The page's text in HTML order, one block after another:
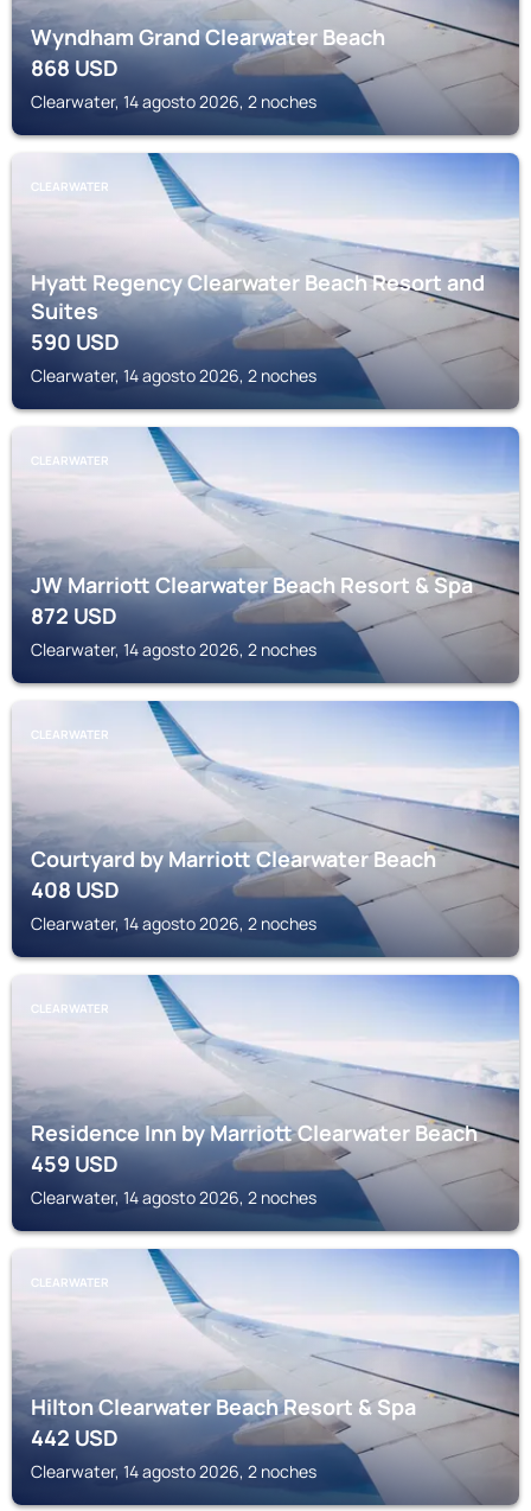
Wyndham Grand Clearwater Beach
868USD
Clearwater, 14 agosto 2026, 2 noches
CLEARWATER
Hyatt Regency Clearwater Beach Resort and
Suites
590USD
Clearwater, 14 agosto 2026, 2 noches
CLEARWATER
JW Marriott Clearwater Beach Resort & Spa
872USD
Clearwater, 14 agosto 2026, 2 noches
CLEARWATER
Courtyard by Marriott Clearwater Beach
408USD
Clearwater, 14 agosto 2026, 2 noches
CLEARWATER
Residence Inn by Marriott Clearwater Beach
459USD
Clearwater, 14 agosto 2026, 2 noches
CLEARWATER
Hilton Clearwater Beach Resort & Spa
442USD
Clearwater, 14 agosto 2026, 2 noches